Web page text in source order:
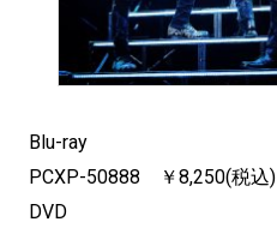
Blu-ray
PCXP-50888 ￥8,250(税込)
DVD